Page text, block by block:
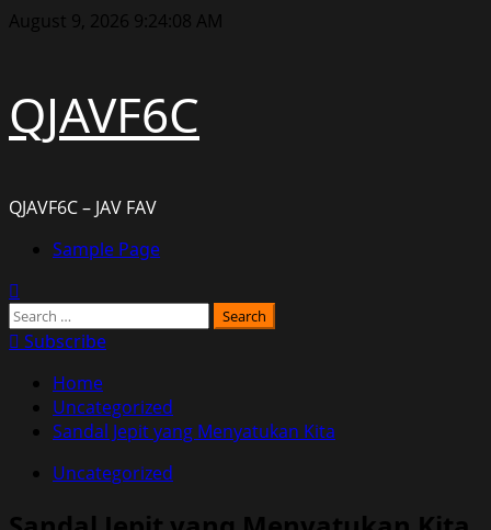
Skip
August 9, 2026 9:24:09 AM
QJAVF6C
QJAVF6C – JAV FAV
PrimarySample Page
Search
for:Subscribe
Home
Uncategorized
Sandal Jepit yang Menyatukan Kita
Uncategorized